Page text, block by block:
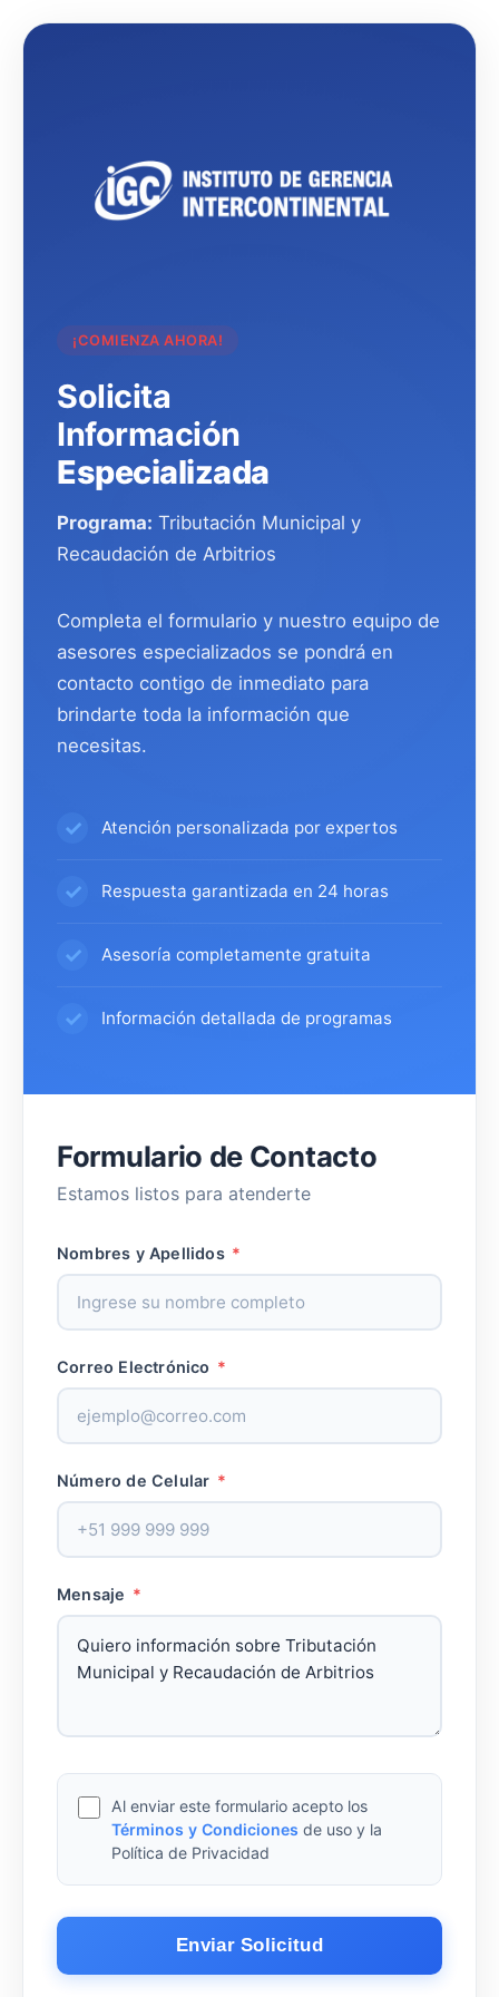
¡COMIENZA AHORA!
Solicita
Información
Especializada
Programa: Tributación Municipal y
Recaudación de Arbitrios
Completa el formulario y nuestro equipo de
asesores especializados se pondrá en
contacto contigo de inmediato para
brindarte toda la información que
necesitas.
Atención personalizada por expertos
Respuesta garantizada en 24 horas
Asesoría completamente gratuita
Información detallada de programas
Formulario de Contacto
Estamos listos para atenderte
Nombres y Apellidos *
Correo Electrónico *
Número de Celular *
Mensaje *
Al enviar este formulario acepto los
Términos y Condiciones de uso y la
Política de Privacidad
Enviar Solicitud